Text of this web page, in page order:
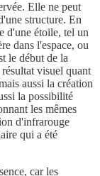
Elle ne peut
structure. En
d'une étoile, tel un
dans l'espace, ou
le début de la
visuel quant
aussi la création
la possibilité
les mêmes
d'infrarouge
qui a été
car les